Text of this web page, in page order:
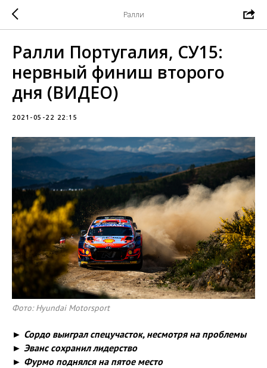
Ралли
Ралли Португалия, СУ15:
нервный финиш второго
дня (ВИДЕО)
2021-05-22 22:15
Фото: Hyundai Motorsport
► Сордо выиграл спецучасток, несмотря на проблемы
► Эванс сохранил лидерство
► Фурмо поднялся на пятое место